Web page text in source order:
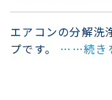
エアコンの分解洗
プです。 ……続き